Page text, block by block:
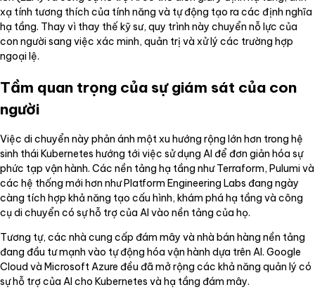
xạ tính tương thích của tính năng và tự động tạo ra các định nghĩa
hạ tầng. Thay vì thay thế kỹ sư, quy trình này chuyển nỗ lực của
con người sang việc xác minh, quản trị và xử lý các trường hợp
ngoại lệ.
Tầm quan trọng của sự giám sát của con
người
Việc di chuyển này phản ánh một xu hướng rộng lớn hơn trong hệ
sinh thái Kubernetes hướng tới việc sử dụng AI để đơn giản hóa sự
phức tạp vận hành. Các nền tảng hạ tầng như Terraform, Pulumi và
các hệ thống mới hơn như Platform Engineering Labs đang ngày
càng tích hợp khả năng tạo cấu hình, khám phá hạ tầng và công
cụ di chuyển có sự hỗ trợ của AI vào nền tảng của họ.
Tương tự, các nhà cung cấp đám mây và nhà bán hàng nền tảng
đang đầu tư mạnh vào tự động hóa vận hành dựa trên AI. Google
Cloud và Microsoft Azure đều đã mở rộng các khả năng quản lý có
sự hỗ trợ của AI cho Kubernetes và hạ tầng đám mây.